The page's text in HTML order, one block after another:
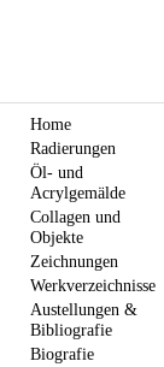
Home
Radierungen
Öl- und
Acrylgemälde
Collagen und
Objekte
Zeichnungen
Werkverzeichnisse
Austellungen &
Bibliografie
Biografie